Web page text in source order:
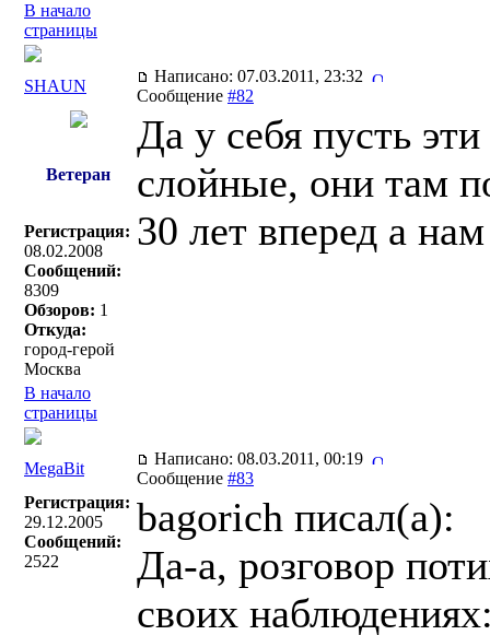
В начало
страницы
SHAUN
Написано: 07.03.2011, 23:32
Сообщение #82
Ветеран
Регистрация:
08.02.2008
Сообщений:
8309
Обзоров: 1
Откуда:
город-герой
Москва
Да у себя пусть
слойные, они там
30 лет вперед а
В начало
страницы
MegaBit
Написано: 08.03.2011, 00:19
Сообщение #83
Регистрация:
29.12.2005
Сообщений:
2522
bagorich писал(a):
Да-а, розговор
своих